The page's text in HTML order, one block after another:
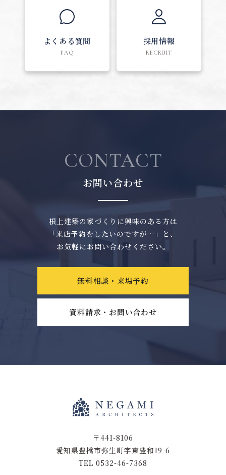
よくある質問
FAQ
採用情報
RECRUIT
CONTACT
お問い合わせ
根上建築の家づくりに興味のある方は
「来店予約をしたいのですが…」と、
お気軽にお問い合わせください。
無料相談・来場予約
資料請求・お問い合わせ
〒441-8106
愛知県豊橋市弥生町字東豊和19-6
TEL 0532-46-7368